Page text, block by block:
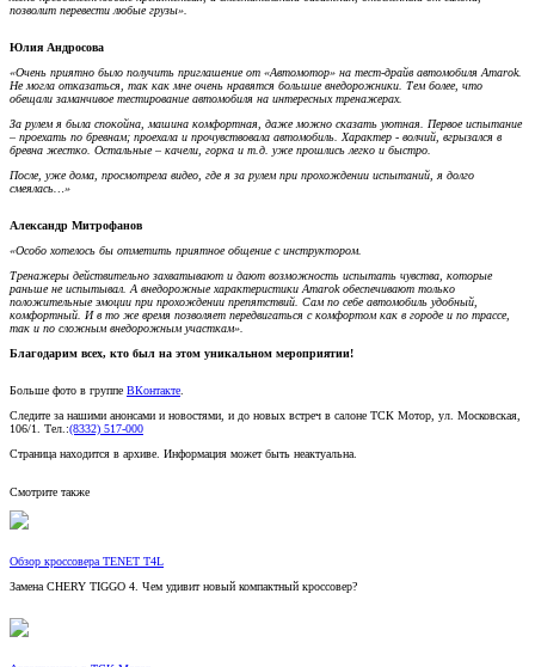
«Очень приятно было получить приглашение от «Автомотор» на тест-драйв автомобиля Amarok.
Не могла отказаться, так как мне очень нравятся большие внедорожники. Тем более, что
обещали заманчивое тестирование автомобиля на интересных тренажерах.
За рулем я была спокойна, машина комфортная, даже можно сказать уютная. Первое испытание
– проехать по бревнам; проехала и прочувствовала автомобиль. Характер - волчий, вгрызался в
бревна жестко. Остальные – качели, горка и т.д. уже прошлись легко и быстро.
После, уже дома, просмотрела видео, где я за рулем при прохождении испытаний, я долго
смеялась…»
«Особо хотелось бы отметить приятное общение с инструктором.
Тренажеры действительно захватывают и дают возможность испытать чувства, которые
раньше не испытывал. А внедорожные характеристики Amarok обеспечивают только
положительные эмоции при прохождении препятствий. Сам по себе автомобиль удобный,
комфортный. И в то же время позволяет передвигаться с комфортом как в городе и по трассе,
так и по сложным внедорожным участкам».
Благодарим всех, кто был на этом уникальном мероприятии!
Следите за нашими анонсами и новостями, и до новых встреч в салоне ТСК Мотор, ул. Московская,
106/1. Тел.:
Страница находится в архиве. Информация может быть неактуальна.
Замена CHERY TIGGO 4. Чем удивит новый компактный кроссовер?